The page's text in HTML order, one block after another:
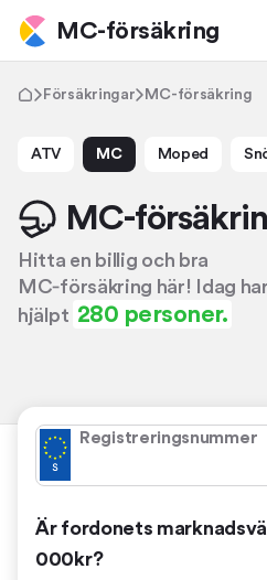
MC-försäkring
Försäkringar MC-försäkring
ATV MC Moped
MC-
Hitta en billig och bra
MC‑försäkring här! Idag
hjälpt 280 personer.
Registreringsnummer
Är fordonets
000kr?